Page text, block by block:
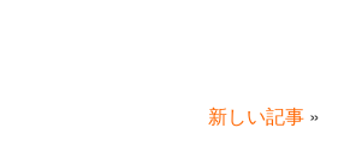
新しい記事 »